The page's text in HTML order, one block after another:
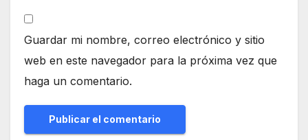
Guardar mi nombre, correo electrónico y sitio
web en este navegador para la próxima vez que
haga un comentario.